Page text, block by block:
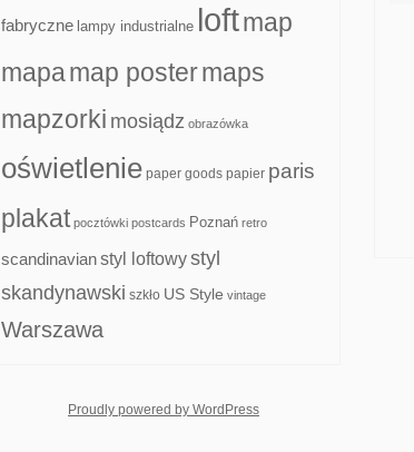
fabryczne lampy industrialne loftmap
mapamap postermaps
mapzorki mosiądz obrazówka
oświetlenie paper goods papier paris
plakat pocztówki postcards Poznań retro
scandinavianstyl loftowystyl
skandynawski szkło US Style vintage
Warszawa
Proudly powered by WordPresswhois: Nuno Sarmento